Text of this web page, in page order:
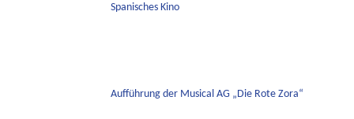
Spanisches Kino
Aufführung der Musical AG „Die Rote Zora“